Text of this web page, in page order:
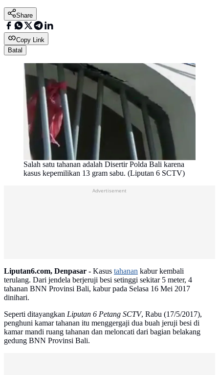
Share
Copy Link
Batal
Salah satu tahanan adalah Disertir Polda Bali karena
kasus kepemilikan 13 gram sabu. (Liputan 6 SCTV)
Advertisement
Liputan6.com, Denpasar - Kasus tahanan kabur kembali
terulang. Dari jendela berjeruji besi setinggi sekitar 5 meter, 4
tahanan BNN Provinsi Bali, kabur pada Selasa 16 Mei 2017
dinihari.
Seperti ditayangkan Liputan 6 Petang SCTV, Rabu (17/5/2017),
penghuni kamar tahanan itu menggergaji dua buah jeruji besi di
kamar mandi ruang tahanan dan meloncati dari bagian belakang
gedung BNN Provinsi Bali.